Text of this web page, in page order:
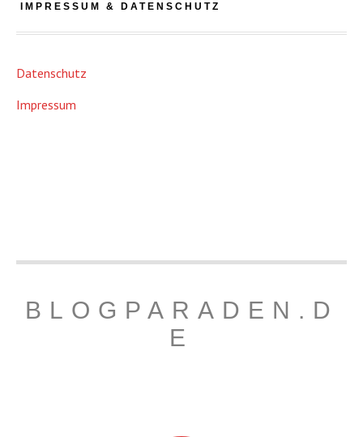
IMPRESSUM & DATENSCHUTZ
Datenschutz
Impressum
BLOGPARADEN.D
E